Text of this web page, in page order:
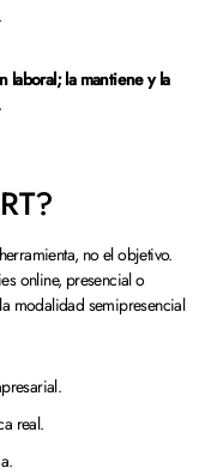
laboral; la mantiene y la
no el objetivo.
online, presencial o
modalidad semipresencial
real.